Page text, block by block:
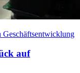
Geschäftsentwicklung
auf